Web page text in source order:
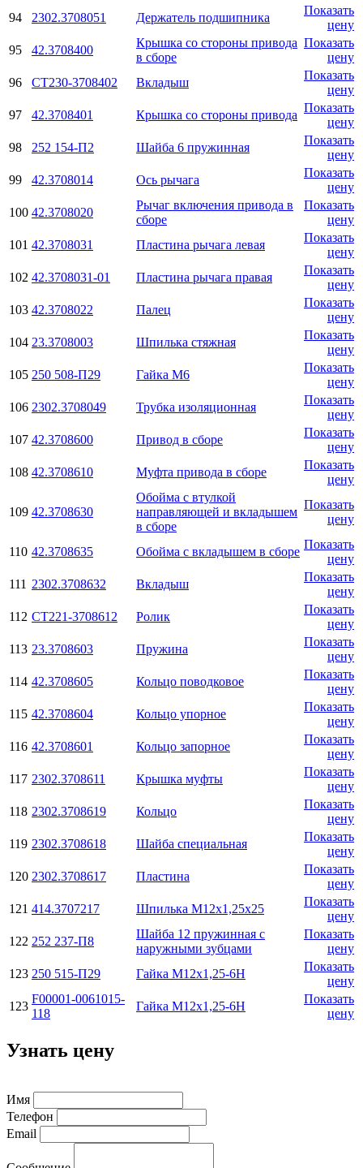
94
2302.3708051 Держатель подшипника
Показать
цену
95
42.3708400
Крышка со стороны привода
в сборе
Показать
цену
96
СТ230-3708402 Вкладыш
Показать
цену
97
42.3708401 Крышка со стороны привода
Показать
цену
98
252 154-П2 Шайба 6 пружинная
Показать
цену
99
42.3708014 Ось рычага
Показать
цену
100 42.3708020
Рычаг включения привода в
сборе
Показать
цену
101 42.3708031 Пластина рычага левая
Показать
цену
102 42.3708031-01 Пластина рычага правая
Показать
цену
103 42.3708022 Палец
Показать
цену
104 23.3708003 Шпилька стяжная
Показать
цену
105 250 508-П29 Гайка М6
Показать
цену
106 2302.3708049 Трубка изоляционная
Показать
цену
107 42.3708600 Привод в сборе
Показать
цену
108 42.3708610 Муфта привода в сборе
Показать
цену
109 42.3708630
Обойма с втулкой
направляющей и вкладышем
в сборе
Показать
цену
110 42.3708635 Обойма с вкладышем в сборе
Показать
цену
111 2302.3708632 Вкладыш
Показать
цену
112 СТ221-3708612 Ролик
Показать
цену
113 23.3708603 Пружина
Показать
цену
114 42.3708605 Кольцо поводковое
Показать
цену
115 42.3708604 Кольцо упорное
Показать
цену
116 42.3708601 Кольцо запорное
Показать
цену
117 2302.3708611 Крышка муфты
Показать
цену
118 2302.3708619 Кольцо
Показать
цену
119 2302.3708618 Шайба специальная
Показать
цену
120 2302.3708617 Пластина
Показать
цену
121 414.3707217 Шпилька М12х1,25х25
Показать
цену
122 252 237-П8
Шайба 12 пружинная с
наружными зубцами
Показать
цену
123 250 515-П29 Гайка М12х1,25-6Н
Показать
цену
123
F00001-0061015-
118
Гайка М12х1,25-6Н
Показать
цену
Узнать цену
Имя
Телефон
Email